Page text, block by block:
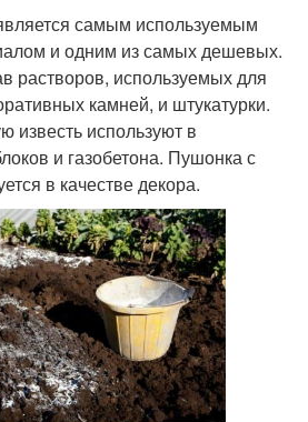
самым используемым
и одним из самых дешевых.
растворов, используемых для
камней, и штукатурки.
известь используют в
и газобетона. Пушонка с
в качестве декора.